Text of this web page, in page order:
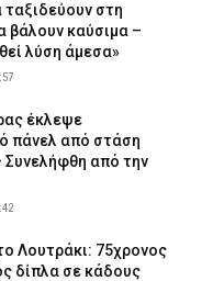
στη
βάλουν καύσιμα –
λύση άμεσα»
έκλεψε
πάνελ από στάση
από την
Λουτράκι: 75χρονος
δίπλα σε κάδους